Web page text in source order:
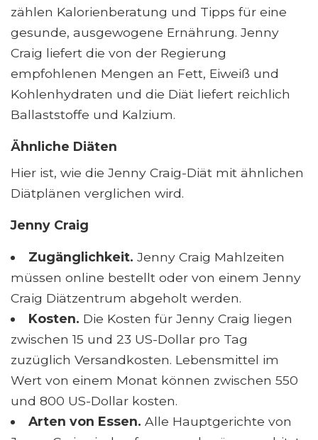
zählen Kalorienberatung und Tipps für eine
gesunde, ausgewogene Ernährung. Jenny
Craig liefert die von der Regierung
empfohlenen Mengen an Fett, Eiweiß und
Kohlenhydraten und die Diät liefert reichlich
Ballaststoffe und Kalzium.
Ähnliche Diäten
Hier ist, wie die Jenny Craig-Diät mit ähnlichen
Diätplänen verglichen wird.
Jenny Craig
Zugänglichkeit. Jenny Craig Mahlzeiten
müssen online bestellt oder von einem Jenny
Craig Diätzentrum abgeholt werden.
Kosten. Die Kosten für Jenny Craig liegen
zwischen 15 und 23 US-Dollar pro Tag
zuzüglich Versandkosten. Lebensmittel im
Wert von einem Monat können zwischen 550
und 800 US-Dollar kosten.
Arten von Essen. Alle Hauptgerichte von